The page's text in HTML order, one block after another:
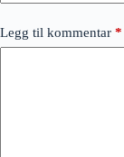
Legg til kommentar *